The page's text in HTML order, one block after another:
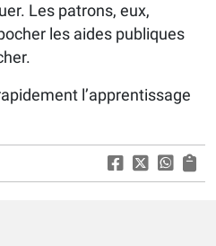
Les patrons, eux,
les aides publiques
l’apprentissage